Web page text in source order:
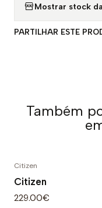
Mostrar stock
PARTILHAR ESTE
Também
Citizen
Citizen
229.00€